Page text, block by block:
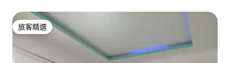
旅客精選
旅客精選